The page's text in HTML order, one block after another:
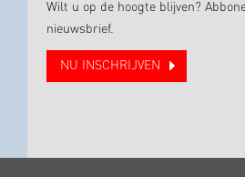
Wilt u op de hoogte blijven?
nieuwsbrief.
NU INSCHRIJVEN